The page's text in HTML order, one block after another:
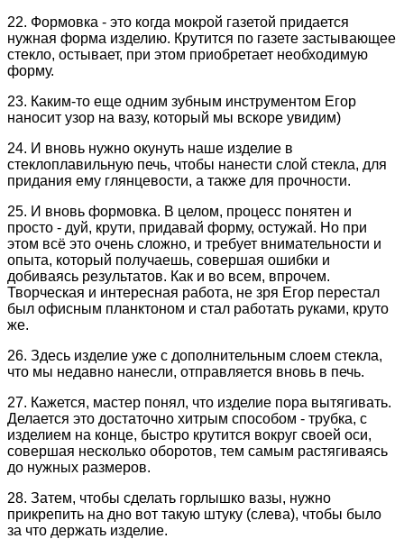
22. Формовка - это когда мокрой газетой придается
нужная форма изделию. Крутится по газете застывающее
стекло, остывает, при этом приобретает необходимую
форму.
23. Каким-то еще одним зубным инструментом Егор
наносит узор на вазу, который мы вскоре увидим)
24. И вновь нужно окунуть наше изделие в
стеклоплавильную печь, чтобы нанести слой стекла, для
придания ему глянцевости, а также для прочности.
25. И вновь формовка. В целом, процесс понятен и
просто - дуй, крути, придавай форму, остужай. Но при
этом всё это очень сложно, и требует внимательности и
опыта, который получаешь, совершая ошибки и
добиваясь результатов. Как и во всем, впрочем.
Творческая и интересная работа, не зря Егор перестал
был офисным планктоном и стал работать руками, круто
же.
26. Здесь изделие уже с дополнительным слоем стекла,
что мы недавно нанесли, отправляется вновь в печь.
27. Кажется, мастер понял, что изделие пора вытягивать.
Делается это достаточно хитрым способом - трубка, с
изделием на конце, быстро крутится вокруг своей оси,
совершая несколько оборотов, тем самым растягиваясь
до нужных размеров.
28. Затем, чтобы сделать горлышко вазы, нужно
прикрепить на дно вот такую штуку (слева), чтобы было
за что держать изделие.